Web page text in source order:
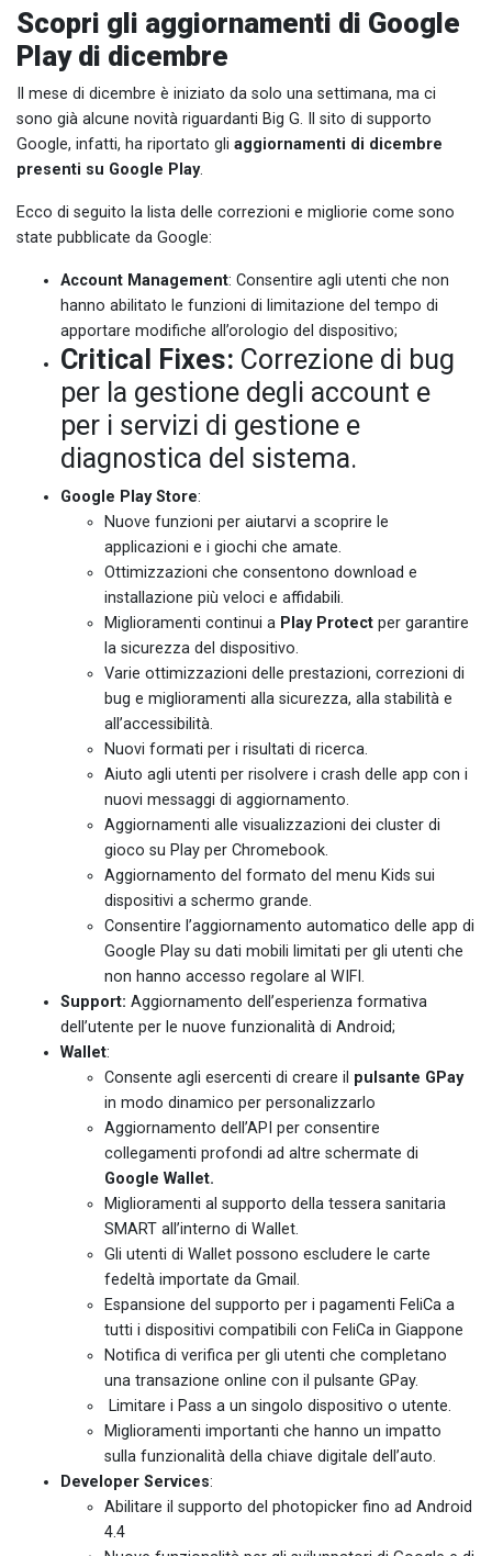
Scopri gli aggiornamenti di Google
Play di dicembre
Il mese di dicembre è iniziato da solo una settimana, ma ci
sono già alcune novità riguardanti Big G. Il sito di supporto
Google, infatti, ha riportato gli aggiornamenti di dicembre
presenti su Google Play.
Ecco di seguito la lista delle correzioni e migliorie come sono
state pubblicate da Google:
Account Management: Consentire agli utenti che non
hanno abilitato le funzioni di limitazione del tempo di
apportare modifiche all’orologio del dispositivo;
Critical Fixes: Correzione di bug
per la gestione degli account e
per i servizi di gestione e
diagnostica del sistema.
Google Play Store:
Nuove funzioni per aiutarvi a scoprire le
applicazioni e i giochi che amate.
Ottimizzazioni che consentono download e
installazione più veloci e affidabili.
Miglioramenti continui a Play Protect per garantire
la sicurezza del dispositivo.
Varie ottimizzazioni delle prestazioni, correzioni di
bug e miglioramenti alla sicurezza, alla stabilità e
all’accessibilità.
Nuovi formati per i risultati di ricerca.
Aiuto agli utenti per risolvere i crash delle app con i
nuovi messaggi di aggiornamento.
Aggiornamenti alle visualizzazioni dei cluster di
gioco su Play per Chromebook.
Aggiornamento del formato del menu Kids sui
dispositivi a schermo grande.
Consentire l’aggiornamento automatico delle app di
Google Play su dati mobili limitati per gli utenti che
non hanno accesso regolare al WIFI.
Support: Aggiornamento dell’esperienza formativa
dell’utente per le nuove funzionalità di Android;
Wallet:
Consente agli esercenti di creare il pulsante GPay
in modo dinamico per personalizzarlo
Aggiornamento dell’API per consentire
collegamenti profondi ad altre schermate di
Google Wallet.
Miglioramenti al supporto della tessera sanitaria
SMART all’interno di Wallet.
Gli utenti di Wallet possono escludere le carte
fedeltà importate da Gmail.
Espansione del supporto per i pagamenti FeliCa a
tutti i dispositivi compatibili con FeliCa in Giappone
Notifica di verifica per gli utenti che completano
una transazione online con il pulsante GPay.
Limitare i Pass a un singolo dispositivo o utente.
Miglioramenti importanti che hanno un impatto
sulla funzionalità della chiave digitale dell’auto.
Developer Services:
Abilitare il supporto del photopicker fino ad Android
4.4